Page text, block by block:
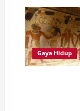
Cat
Gaya Hidup